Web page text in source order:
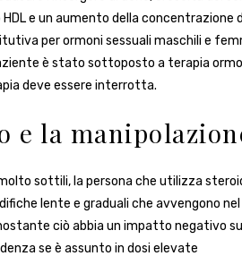
e un aumento della concentrazione
per ormoni sessuali maschili e
è stato sottoposto a terapia
deve essere interrotta.
e la
sottili, la persona che utilizza
lente e graduali che avvengono
ciò abbia un impatto negativo
se è assunto in dosi elevate